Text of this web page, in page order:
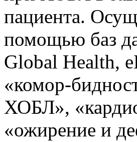
пациента.
помощью баз
Global Health,
«комор-
ХОБЛ»,
«ожирение и